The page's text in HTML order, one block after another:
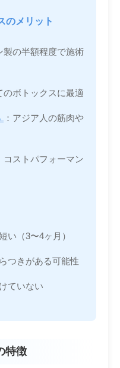
メリット
製の半額程度で施術
のボトックスに最適
：アジア人の筋肉や
コストパフォーマン
い（3〜4ヶ月）
つきがある可能性
ていない
特徴